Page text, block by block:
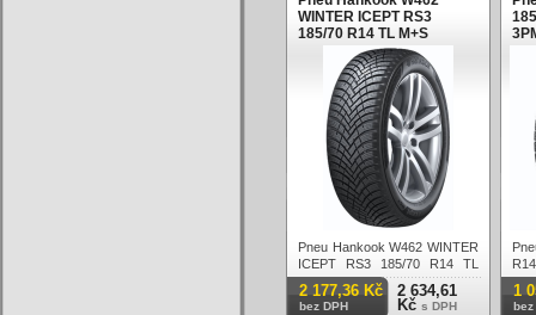
WINTER ICEPT RS3
185/70 R14 TL M+S
3PMSF 88T Zimní
Pneu Hankook W462 WINTER
ICEPT RS3 185/70 R14 TL
M+S 3PMSF 88T Zimní
2 177,36 Kč
bez DPH
2 634,61
Kč s DPH
1
bez